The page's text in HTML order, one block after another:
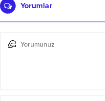
Yorumlar